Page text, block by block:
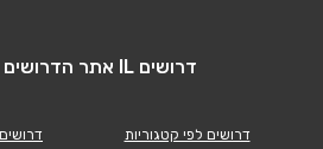
דרושים IL אתר הדרושים של ישראל
דרושים לפי קטגוריות